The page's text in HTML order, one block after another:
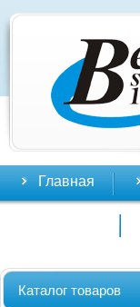
Главная
Каталог товаров